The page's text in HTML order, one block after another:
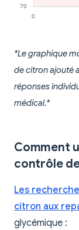
*Le graphique
de citron ajouté
réponses
médical.*
Comment
contrôle
Les
citron aux
glycémique :